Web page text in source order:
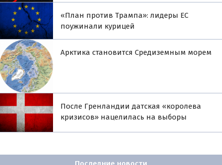
«План против Трампа»: лидеры ЕС
поужинали курицей
Арктика становится Средиземным морем
После Гренландии датская «королева
кризисов» нацелилась на выборы